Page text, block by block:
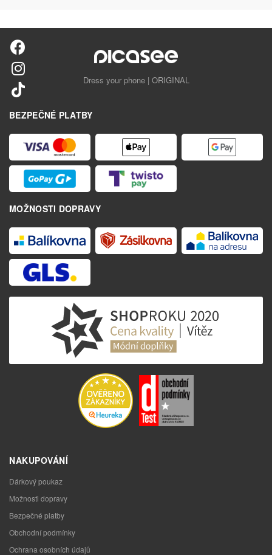
Dress your phone | ORIGINAL
BEZPEČNÉ PLATBY
MOŽNOSTI DOPRAVY
NAKUPOVÁNÍ
Dárkový poukaz
Možnosti dopravy
Bezpečné platby
Obchodní podmínky
Ochrana osobních údajů